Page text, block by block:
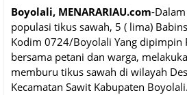
Boyolali, MENARARIAU.com-
populasi tikus sawah, 5 ( lima)
Kodim 0724/Boyolali Yang dipimpin
bersama petani dan warga,
memburu tikus sawah di wilayah
Kecamatan Sawit Kabupaten